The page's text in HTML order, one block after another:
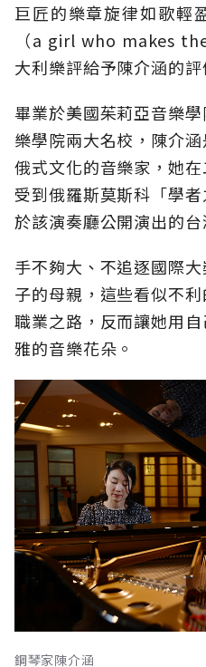
巨匠的樂章旋律如歌輕
（a girl who makes
大利樂評給予陳介涵的評
畢業於美國茱莉亞音樂
樂學院兩大名校，陳介
俄式文化的音樂家，她
受到俄羅斯莫斯科「學
於該演奏廳公開演出的台
手不夠大、不追逐國際
子的母親，這些看似不
職業之路，反而讓她用
雅的音樂花朵。
鋼琴家陳介涵